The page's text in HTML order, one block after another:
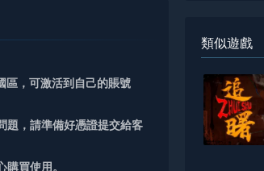
區，可激活到自己的賬號
題，請準備好憑證提交給客
買使用。
類似遊戲